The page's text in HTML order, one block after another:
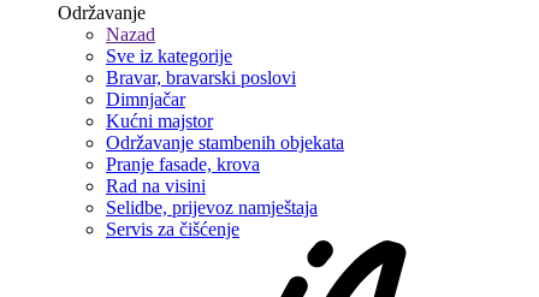
Održavanje
Nazad
Sve iz kategorije
Bravar, bravarski poslovi
Dimnjačar
Kućni majstor
Održavanje stambenih objekata
Pranje fasade, krova
Rad na visini
Selidbe, prijevoz namještaja
Servis za čišćenje